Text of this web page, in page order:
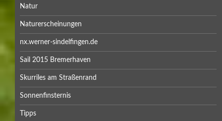
Natur
Naturerscheinungen
nx.werner-sindelfingen.de
Sail 2015 Bremerhaven
Skurriles am Straßenrand
Sonnenfinsternis
Tipps